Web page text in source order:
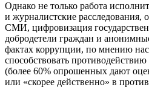
Однако не только работа
и журналистские расследования,
СМИ, цифровизация
добродетели граждан и
фактах коррупции, по мнению
способствовать
(более 60% опрошенных дают
или «скорее действенно» в